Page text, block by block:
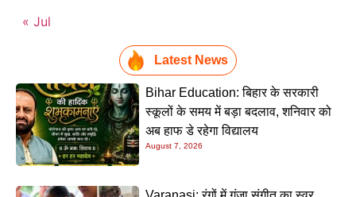
« Jul
Latest News
Bihar Education: बिहार के सरकारी
स्कूलों के समय में बड़ा बदलाव, शनिवार को
अब हाफ डे रहेगा विद्यालय
August 7, 2026